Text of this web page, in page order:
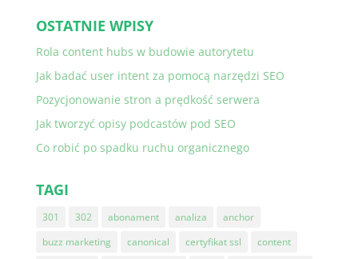
OSTATNIE WPISY
Rola content hubs w budowie autorytetu
Jak badać user intent za pomocą narzędzi SEO
Pozycjonowanie stron a prędkość serwera
Jak tworzyć opisy podcastów pod SEO
Co robić po spadku ruchu organicznego
TAGI
301 302 abonament analiza
anchor
buzz marketing
canonical certyfikat ssl
content